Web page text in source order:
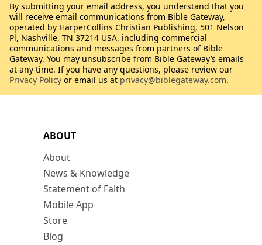
ABOUT
About
News & Knowledge
Statement of Faith
Mobile App
Store
Blog
By submitting your email address, you understand that you
will receive email communications from Bible Gateway,
operated by HarperCollins Christian Publishing, 501 Nelson
Pl, Nashville, TN 37214 USA, including commercial
communications and messages from partners of Bible
Gateway. You may unsubscribe from Bible Gateway’s emails
at any time. If you have any questions, please review our
Privacy Policy or email us at privacy@biblegateway.com.